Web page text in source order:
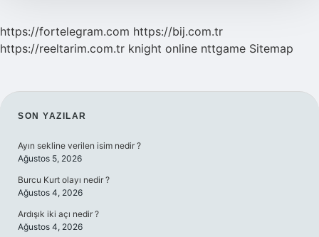
https://fortelegram.com https://bij.com.tr
https://reeltarim.com.tr knight online nttgame Sitemap
SIDEBAR
SON YAZILAR
Ayın sekline verilen isim nedir ?
Ağustos 5, 2026
Burcu Kurt olayı nedir ?
Ağustos 4, 2026
Ardışık iki açı nedir ?
Ağustos 4, 2026